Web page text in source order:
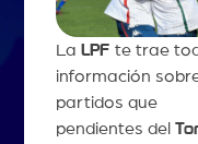
La LPF te trae
información
partidos que
pendientes del